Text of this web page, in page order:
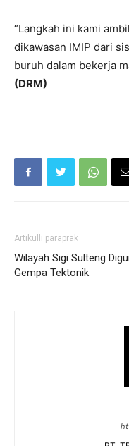
“Langkah ini kami
dikawasan IMIP dari
buruh dalam bekerja
(DRM)
Artikulli paraprak
Wilayah Sigi Sulteng
Gempa Tektonik